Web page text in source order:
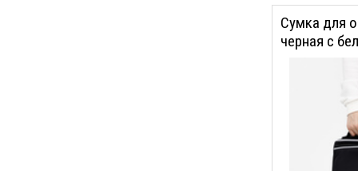
Сумка для
черная с